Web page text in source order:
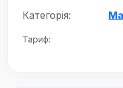
Категорія:
Тариф: